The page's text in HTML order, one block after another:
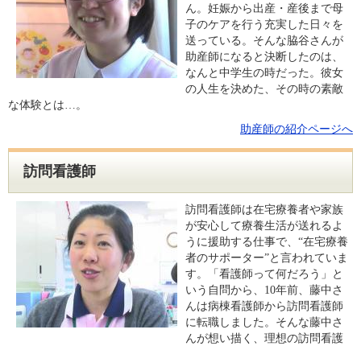
ん。妊娠から出産・産後まで母
子のケアを行う充実した日々を
送っている。そんな脇谷さんが
助産師になると決断したのは、
なんと中学生の時だった。彼女
の人生を決めた、その時の素敵
な体験とは…。
助産師の紹介ページへ
訪問看護師
訪問看護師は在宅療養者や家族
が安心して療養生活が送れるよ
うに援助する仕事で、“在宅療養
者のサポーター”と言われていま
す。「看護師って何だろう」と
いう自問から、10年前、藤中さ
んは病棟看護師から訪問看護師
に転職しました。そんな藤中さ
んが想い描く、理想の訪問看護